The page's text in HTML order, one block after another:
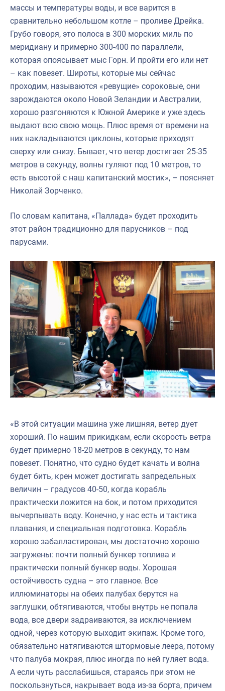
массы и температуры воды, и все варится в
сравнительно небольшом котле – проливе Дрейка.
Грубо говоря, это полоса в 300 морских миль по
меридиану и примерно 300-400 по параллели,
которая опоясывает мыс Горн. И пройти его или нет
– как повезет. Широты, которые мы сейчас
проходим, называются «ревущие» сороковые, они
зарождаются около Новой Зеландии и Австралии,
хорошо разгоняются к Южной Америке и уже здесь
выдают всю свою мощь. Плюс время от времени на
них накладываются циклоны, которые приходят
сверху или снизу. Бывает, что ветер достигает 25-35
метров в секунду, волны гуляют под 10 метров, то
есть высотой с наш капитанский мостик», – поясняет
Николай Зорченко.
По словам капитана, «Паллада» будет проходить
этот район традиционно для парусников – под
парусами.
«В этой ситуации машина уже лишняя, ветер дует
хороший. По нашим прикидкам, если скорость ветра
будет примерно 18-20 метров в секунду, то нам
повезет. Понятно, что судно будет качать и волна
будет бить, крен может достигать запредельных
величин – градусов 40-50, когда корабль
практически ложится на бок, и потом приходится
вычерпывать воду. Конечно, у нас есть и тактика
плавания, и специальная подготовка. Корабль
хорошо забалластирован, мы достаточно хорошо
загружены: почти полный бункер топлива и
практически полный бункер воды. Хорошая
остойчивость судна – это главное. Все
иллюминаторы на обеих палубах берутся на
заглушки, обтягиваются, чтобы внутрь не попала
вода, все двери задраиваются, за исключением
одной, через которую выходит экипаж. Кроме того,
обязательно натягиваются штормовые леера, потому
что палуба мокрая, плюс иногда по ней гуляет вода.
А если чуть расслабишься, стараясь при этом не
поскользнуться, накрывает вода из-за борта, причем